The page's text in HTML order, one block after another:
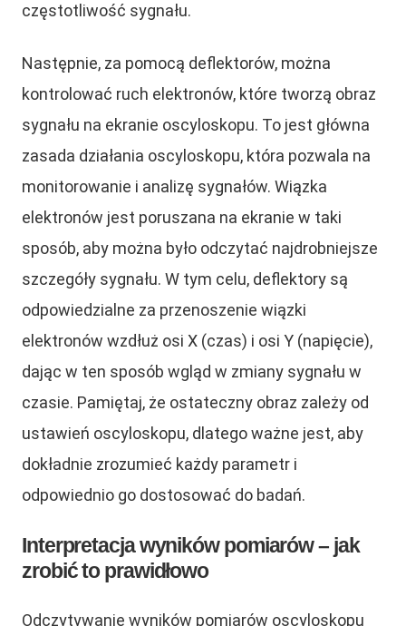
częstotliwość sygnału.
Następnie, za pomocą deflektorów, można
kontrolować ruch elektronów, które tworzą obraz
sygnału na ekranie oscyloskopu. To jest główna
zasada działania oscyloskopu, która pozwala na
monitorowanie i analizę sygnałów. Wiązka
elektronów jest poruszana na ekranie w taki
sposób, aby można było odczytać najdrobniejsze
szczegóły sygnału. W tym celu, deflektory są
odpowiedzialne za przenoszenie wiązki
elektronów wzdłuż osi X (czas) i osi Y (napięcie),
dając w ten sposób wgląd w zmiany sygnału w
czasie. Pamiętaj, że ostateczny obraz zależy od
ustawień oscyloskopu, dlatego ważne jest, aby
dokładnie zrozumieć każdy parametr i
odpowiednio go dostosować do badań.
Interpretacja wyników pomiarów – jak
zrobić to prawidłowo
Odczytywanie wyników pomiarów oscyloskopu